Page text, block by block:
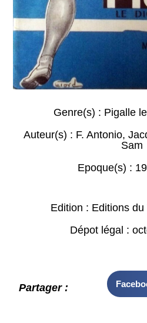
Genre(s) : Pigalle
Auteur(s) : F. Antonio,
Sam
Epoque(s) :
Edition : Editions du
Dépot légal :
Partager :